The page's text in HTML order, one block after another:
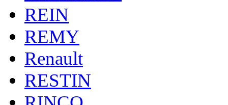
REIN
REMY
Renault
RESTIN